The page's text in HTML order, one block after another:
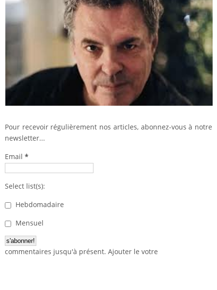
Pour recevoir régulièrement nos articles, abonnez-vous à notre
newsletter...
Email *
Select list(s):
Hebdomadaire
Mensuel
commentaires jusqu'à présent. Ajouter le votre